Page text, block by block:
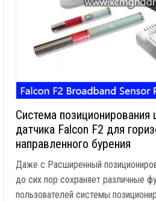
Система позиционирования
датчика Falcon F2 для
направленного бурения
Даже с Расширенный
до сих пор сохраняет различные
пользователей системы